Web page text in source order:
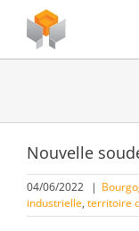
contenu
Nouvelle
04/06/2022 |
industrielle, territoire